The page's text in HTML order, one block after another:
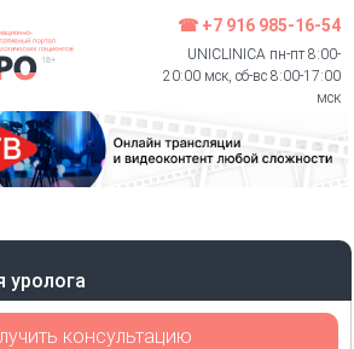
☎ +7 916 985-16-54
UNICLINICA пн-пт 8:00-
20:00 мск, сб-вс 8:00-17:00
мск
уролога
консультацию